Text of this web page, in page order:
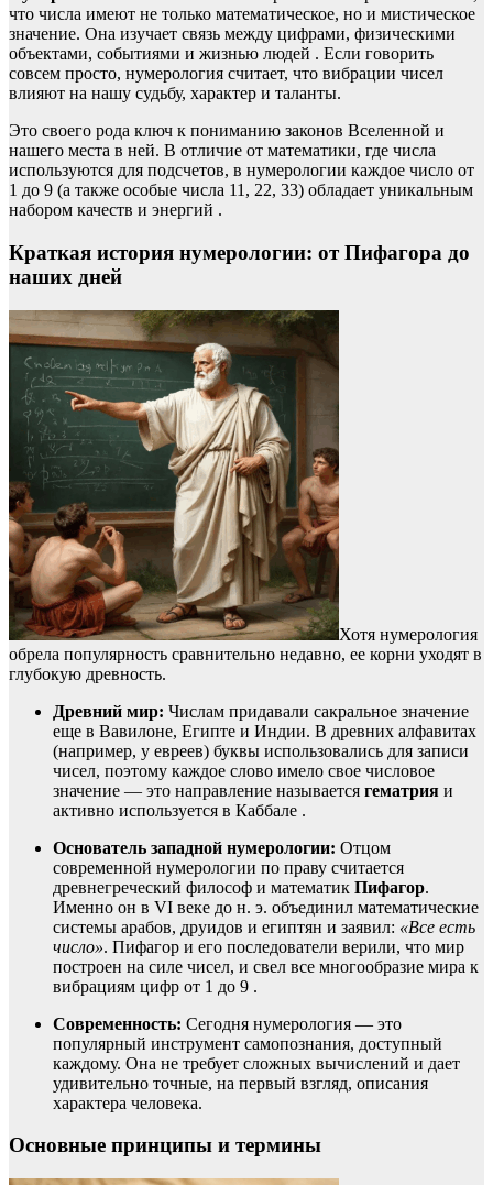
что числа имеют не только математическое, но и мистическое
значение. Она изучает связь между цифрами, физическими
объектами, событиями и жизнью людей . Если говорить
совсем просто, нумерология считает, что вибрации чисел
влияют на нашу судьбу, характер и таланты.
Это своего рода ключ к пониманию законов Вселенной и
нашего места в ней. В отличие от математики, где числа
используются для подсчетов, в нумерологии каждое число от
1 до 9 (а также особые числа 11, 22, 33) обладает уникальным
набором качеств и энергий .
Краткая история нумерологии: от Пифагора до
наших дней
Хотя нумерология
обрела популярность сравнительно недавно, ее корни уходят в
глубокую древность.
Древний мир: Числам придавали сакральное значение
еще в Вавилоне, Египте и Индии. В древних алфавитах
(например, у евреев) буквы использовались для записи
чисел, поэтому каждое слово имело свое числовое
значение — это направление называется гематрия и
активно используется в Каббале .
Основатель западной нумерологии: Отцом
современной нумерологии по праву считается
древнегреческий философ и математик Пифагор.
Именно он в VI веке до н. э. объединил математические
системы арабов, друидов и египтян и заявил: «Все есть
число». Пифагор и его последователи верили, что мир
построен на силе чисел, и свел все многообразие мира к
вибрациям цифр от 1 до 9 .
Современность: Сегодня нумерология — это
популярный инструмент самопознания, доступный
каждому. Она не требует сложных вычислений и дает
удивительно точные, на первый взгляд, описания
характера человека.
Основные принципы и термины